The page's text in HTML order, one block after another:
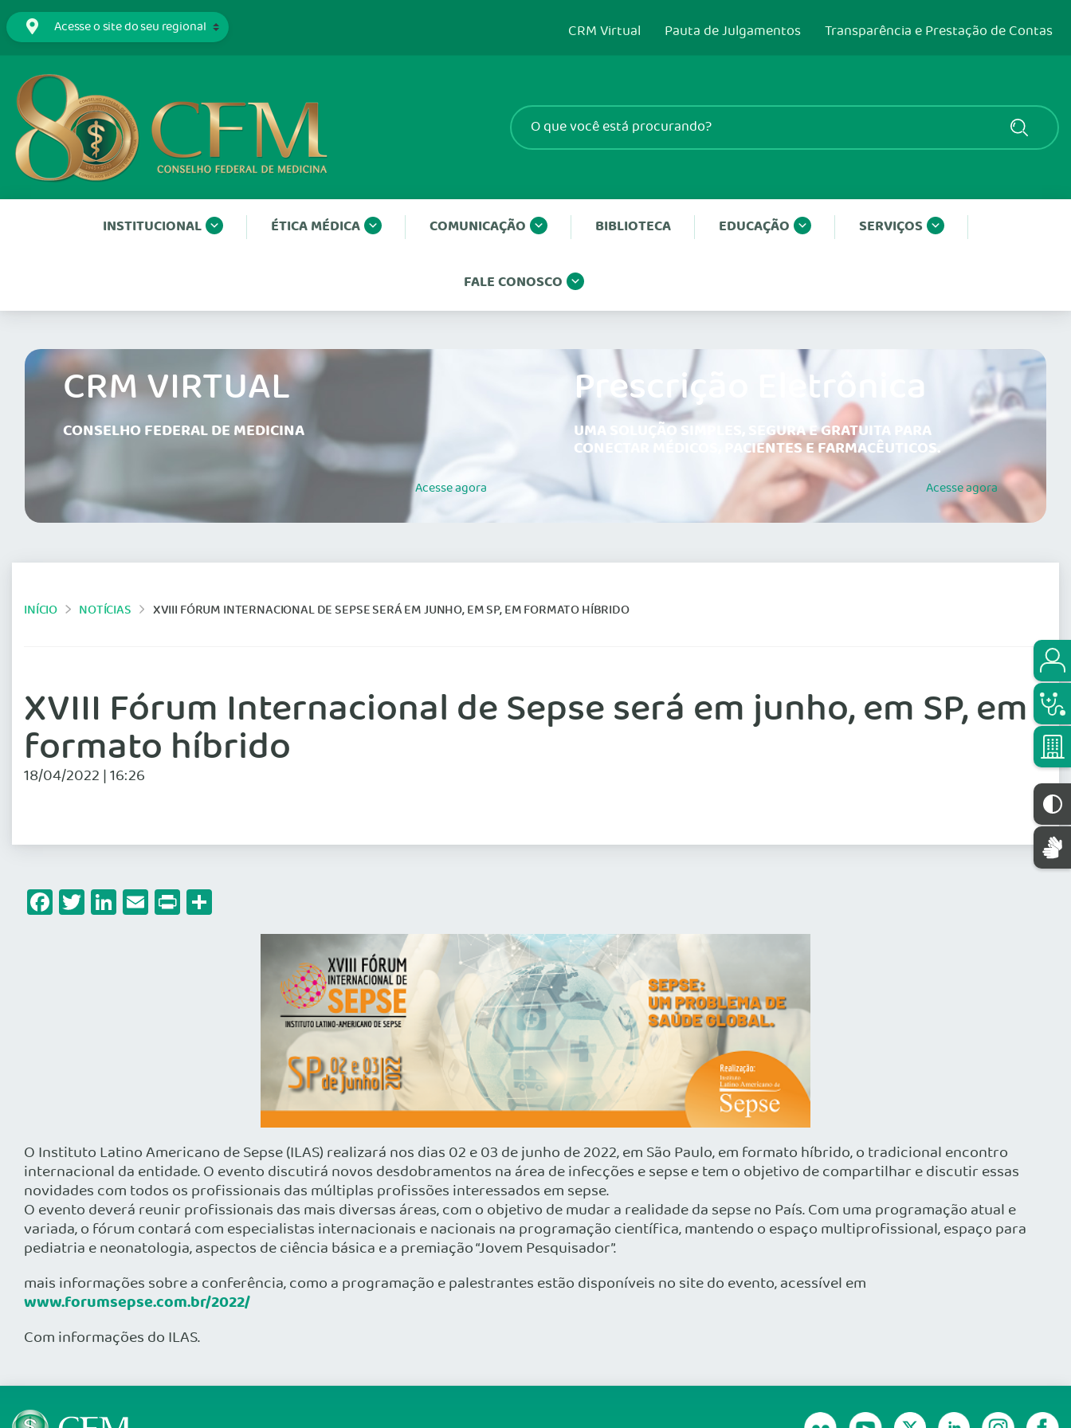
CRM Virtual Pauta de Julgamentos Transparência e Prestação de Contas
INSTITUCIONAL ÉTICA MÉDICA COMUNICAÇÃO BIBLIOTECA EDUCAÇÃO SERVIÇOS
FALE CONOSCO
CRM VIRTUAL
CONSELHO FEDERAL DE MEDICINA
Acesseagora
Prescrição Eletrônica
UMA SOLUÇÃO SIMPLES, SEGURA E GRATUITA PARA
CONECTAR MÉDICOS, PACIENTES E FARMACÊUTICOS.
Acesseagora
INÍCIO NOTÍCIAS XVIII FÓRUM INTERNACIONAL DE SEPSE SERÁ EM JUNHO, EM SP, EM FORMATO HÍBRIDO
XVIII Fórum Internacional de Sepse será em junho, em SP, em
formato híbrido
18/04/2022 | 16:26
Facebook
Twitter
LinkedIn
Email
Print
O Instituto Latino Americano de Sepse (ILAS) realizará nos dias 02 e 03 de junho de 2022, em São Paulo, em formato híbrido, o tradicional encontro
internacional da entidade. O evento discutirá novos desdobramentos na área de infecções e sepse e tem o objetivo de compartilhar e discutir essas
novidades com todos os profissionais das múltiplas profissões interessados em sepse.
O evento deverá reunir profissionais das mais diversas áreas, com o objetivo de mudar a realidade da sepse no País. Com uma programação atual e
variada, o fórum contará com especialistas internacionais e nacionais na programação científica, mantendo o espaço multiprofissional, espaço para
pediatria e neonatologia, aspectos de ciência básica e a premiação “Jovem Pesquisador”.
mais informações sobre a conferência, como a programação e palestrantes estão disponíveis no site do evento, acessível em
www.forumsepse.com.br/2022/
Com informações do ILAS.